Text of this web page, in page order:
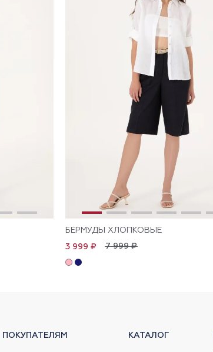
БЕРМУДЫ ХЛОПКОВЫЕ
7 999 ₽
3 999 ₽
ПОКУПАТЕЛЯМ КАТАЛОГ